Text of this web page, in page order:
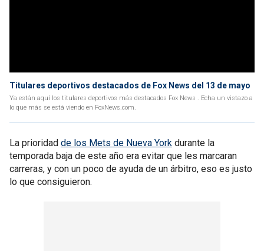
Titulares deportivos destacados de Fox News del 13 de mayo
Ya están aquí los titulares deportivos más destacados Fox News . Echa un vistazo a
lo que más se está viendo en FoxNews.com.
La prioridad de los Mets de Nueva York durante la
temporada baja de este año era evitar que les marcaran
carreras, y con un poco de ayuda de un árbitro, eso es justo
lo que consiguieron.